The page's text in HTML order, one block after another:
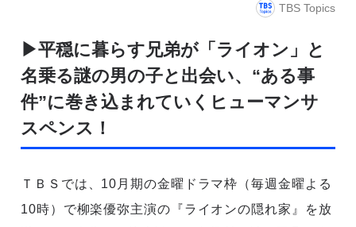
TBS Topics
▶平穏に暮らす兄弟が「ライオン」と
名乗る謎の男の子と出会い、“ある事
件”に巻き込まれていくヒューマンサ
スペンス！
ＴＢＳでは、10月期の金曜ドラマ枠（毎週金曜よる
10時）で柳楽優弥主演の『ライオンの隠れ家』を放